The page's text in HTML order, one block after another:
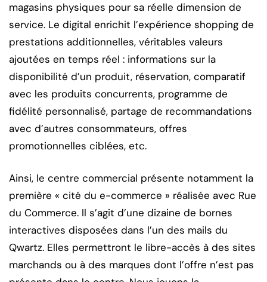
magasins physiques pour sa réelle dimension de
service. Le digital enrichit l’expérience shopping de
prestations additionnelles, véritables valeurs
ajoutées en temps réel : informations sur la
disponibilité d’un produit, réservation, comparatif
avec les produits concurrents, programme de
fidélité personnalisé, partage de recommandations
avec d’autres consommateurs, offres
promotionnelles ciblées, etc.
Ainsi, le centre commercial présente notamment la
première « cité du e-commerce » réalisée avec Rue
du Commerce. Il s’agit d’une dizaine de bornes
interactives disposées dans l’un des mails du
Qwartz. Elles permettront le libre-accès à des sites
marchands ou à des marques dont l’offre n’est pas